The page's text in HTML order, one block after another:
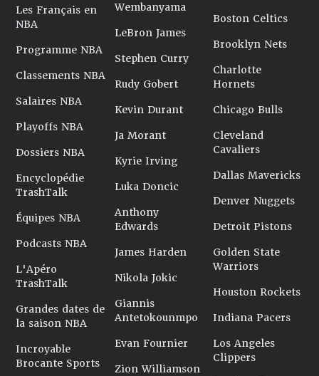
Les Français en
NBA
Programme NBA
Classements NBA
Salaires NBA
Playoffs NBA
Dossiers NBA
Encyclopédie
TrashTalk
Équipes NBA
Podcasts NBA
L'Apéro
TrashTalk
Grandes dates de
la saison NBA
Incroyable
Brocante Sports
Wembanyama
LeBron James
Stephen Curry
Rudy Gobert
Kevin Durant
Ja Morant
Kyrie Irving
Luka Doncic
Anthony
Edwards
James Harden
Nikola Jokic
Giannis
Antetokounmpo
Evan Fournier
Zion Williamson
Boston Celtics
Brooklyn Nets
Charlotte
Hornets
Chicago Bulls
Cleveland
Cavaliers
Dallas Mavericks
Denver Nuggets
Detroit Pistons
Golden State
Warriors
Houston Rockets
Indiana Pacers
Los Angeles
Clippers